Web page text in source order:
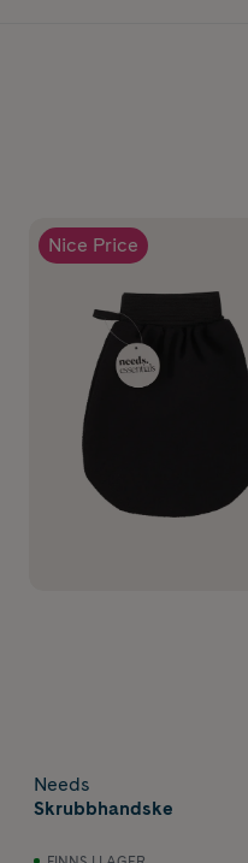
Nice Price
Needs
Skrubbhandske